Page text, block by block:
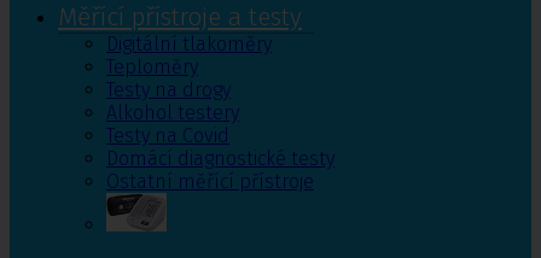
Měřící přístroje a testy
Digitální tlakoměry
Teploměry
Testy na drogy
Alkohol testery
Testy na Covid
Domácí diagnostické testy
Ostatní měřící přístroje